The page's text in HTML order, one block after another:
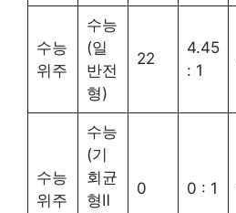
수능
위주
수능
(일
반전
형)
22
4.45
: 1
수능
위주
수능
(기
회균
형Ⅱ
0 0 : 1